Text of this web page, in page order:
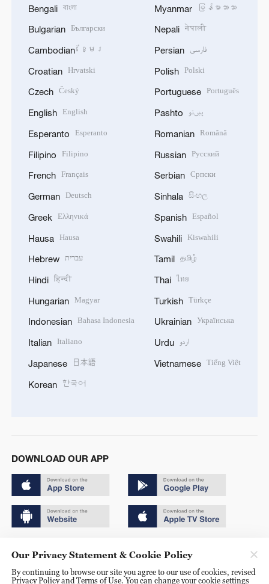
Bengali বাংলা
Bulgarian Български
Cambodian ខ្មែរ
Croatian Hrvatski
Czech Český
English English
Esperanto Esperanto
Filipino Filipino
French Français
German Deutsch
Greek Ελληνικά
Hausa Hausa
Hebrew עברית
Hindi हिन्दी
Hungarian Magyar
Indonesian Bahasa Indonesia
Italian Italiano
Japanese 日本語
Korean 한국어
Myanmar မြန်မာဘာသာ
Nepali नेपाली
Persian فارسی
Polish Polski
Portuguese Português
Pashto پښتو
Romanian Română
Russian Русский
Serbian Српски
Sinhala සිංහල
Spanish Español
Swahili Kiswahili
Tamil தமிழ்
Thai ไทย
Turkish Türkçe
Ukrainian Українська
Urdu اردو
Vietnamese Tiếng Việt
DOWNLOAD OUR APP
京ICP备20000184号
Our Privacy Statement & Cookie Policy
By continuing to browse our site you agree to our use of cookies, revised
Privacy Policy and Terms of Use. You can change your cookie settings